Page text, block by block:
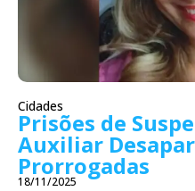
Cidades
Prisões de
Auxiliar
Prorrogadas
18/11/2025